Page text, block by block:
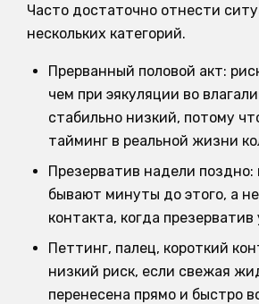
Часто достаточно отнести
нескольких категорий.
Прерванный половой акт:
чем при эякуляции во
стабильно низкий, потому
тайминг в реальной жизни
Презерватив надели
бывают минуты до этого, а
контакта, когда
Петтинг, палец, короткий
низкий риск, если свежая
перенесена прямо и быстро